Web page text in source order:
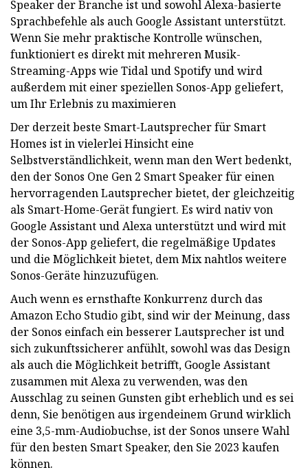
Speaker der Branche ist und sowohl Alexa-basierte
Sprachbefehle als auch Google Assistant unterstützt.
Wenn Sie mehr praktische Kontrolle wünschen,
funktioniert es direkt mit mehreren Musik-
Streaming-Apps wie Tidal und Spotify und wird
außerdem mit einer speziellen Sonos-App geliefert,
um Ihr Erlebnis zu maximieren
Der derzeit beste Smart-Lautsprecher für Smart
Homes ist in vielerlei Hinsicht eine
Selbstverständlichkeit, wenn man den Wert bedenkt,
den der Sonos One Gen 2 Smart Speaker für einen
hervorragenden Lautsprecher bietet, der gleichzeitig
als Smart-Home-Gerät fungiert. Es wird nativ von
Google Assistant und Alexa unterstützt und wird mit
der Sonos-App geliefert, die regelmäßige Updates
und die Möglichkeit bietet, dem Mix nahtlos weitere
Sonos-Geräte hinzuzufügen.
Auch wenn es ernsthafte Konkurrenz durch das
Amazon Echo Studio gibt, sind wir der Meinung, dass
der Sonos einfach ein besserer Lautsprecher ist und
sich zukunftssicherer anfühlt, sowohl was das Design
als auch die Möglichkeit betrifft, Google Assistant
zusammen mit Alexa zu verwenden, was den
Ausschlag zu seinen Gunsten gibt erheblich und es sei
denn, Sie benötigen aus irgendeinem Grund wirklich
eine 3,5-mm-Audiobuchse, ist der Sonos unsere Wahl
für den besten Smart Speaker, den Sie 2023 kaufen
können.